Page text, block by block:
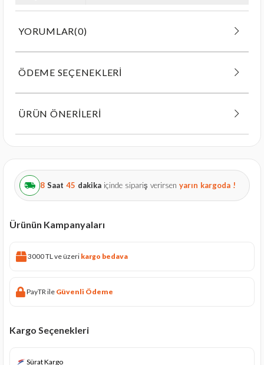
YORUMLAR(0)
ÖDEME SEÇENEKLERI
ÜRÜN ÖNERILERI
8 Saat 45 dakika içinde sipariş verirsen yarın kargoda !
Ürünün Kampanyaları
3000 TL ve üzeri kargo bedava
PayTR ile Güvenli Ödeme
Kargo Seçenekleri
Sürat Kargo